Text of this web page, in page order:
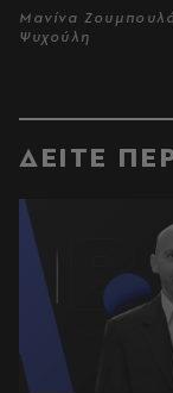
Μανίνα
Ψυχούλη
ΔΕΙΤΕ